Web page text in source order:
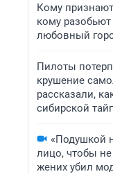
Кому
кому разобьют
любовный
Пилоты
крушение
рассказали,
сибирской
«Подушкой
лицо, чтобы не
жених убил